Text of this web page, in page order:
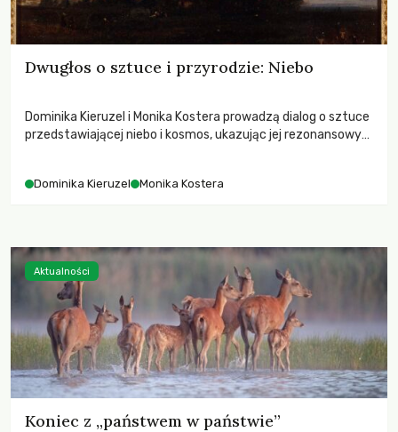
Dwugłos o sztuce i przyrodzie: Niebo
Dominika Kieruzel i Monika Kostera prowadzą dialog o sztuce
przedstawiającej niebo i kosmos, ukazując jej rezonansowy
Dominika Kieruzel Monika Kostera
Koniec z „państwem w państwie”
Aktualności